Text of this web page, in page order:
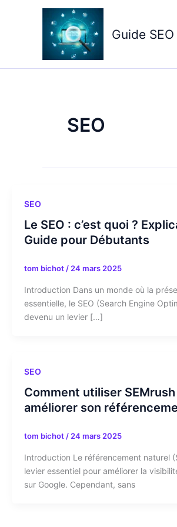
Guide
SEO
SEO
Le SEO : c’est quoi ?
Guide pour Débutants
tom bichot / 24 mars 2025
Introduction Dans un monde où la
essentielle, le SEO (Search Engine
devenu un levier […]
SEO
Comment utiliser
améliorer son
tom bichot / 24 mars 2025
Introduction Le référencement naturel
levier essentiel pour améliorer la
sur Google. Cependant, sans